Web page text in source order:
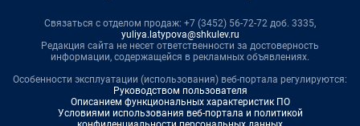
Связаться с отделом продаж: +7 (3452) 56-72-72 доб. 3335,
yuliya.latypova@shkulev.ru
Редакция сайта не несет ответственности за достоверность
информации, содержащейся в рекламных объявлениях.
Особенности эксплуатации (использования) веб-портала регулируются:
Руководством пользователя
Описанием функциональных характеристик ПО
Условиями использования веб-портала и политикой